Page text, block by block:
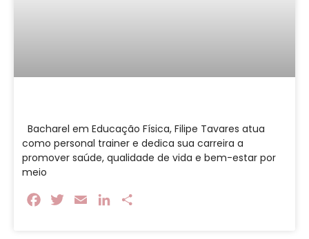
Bacharel em Educação Física, Filipe Tavares atua
como personal trainer e dedica sua carreira a
promover saúde, qualidade de vida e bem-estar por
meio
FacebookTwitterEmail LinkedIn